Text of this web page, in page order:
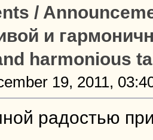
/
и
harmonious
19, 2011,
радостью